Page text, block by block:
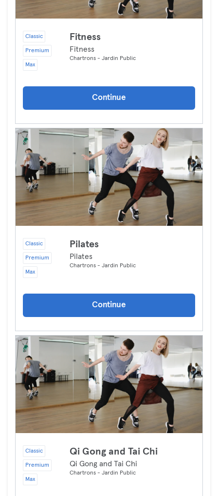
Classic
Premium
Max
Fitness
Fitness
Chartrons - Jardin Public
Continue
Classic
Premium
Max
Pilates
Pilates
Chartrons - Jardin Public
Continue
Classic
Premium
Max
Qi Gong and Tai Chi
Qi Gong and Tai Chi
Chartrons - Jardin Public